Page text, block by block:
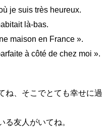
je suis très heureux.
là-bas.
maison en France ».
à côté de chez moi ».
ね、そこでとても幸せに過
る友人がいてね。